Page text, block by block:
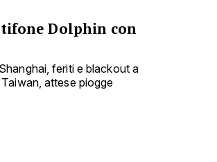
Dolphin con
feriti e blackout a
attese piogge